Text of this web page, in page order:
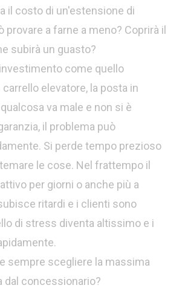
il costo di un'estensione di
provare a farne a meno? Coprirà il
subirà un guasto?
come quello
elevatore, la posta in
va male e non si è
il problema può
Si perde tempo prezioso
le cose. Nel frattempo il
per giorni o anche più a
ritardi e i clienti sono
di stress diventa altissimo e i
sempre scegliere la massima
dal concessionario?